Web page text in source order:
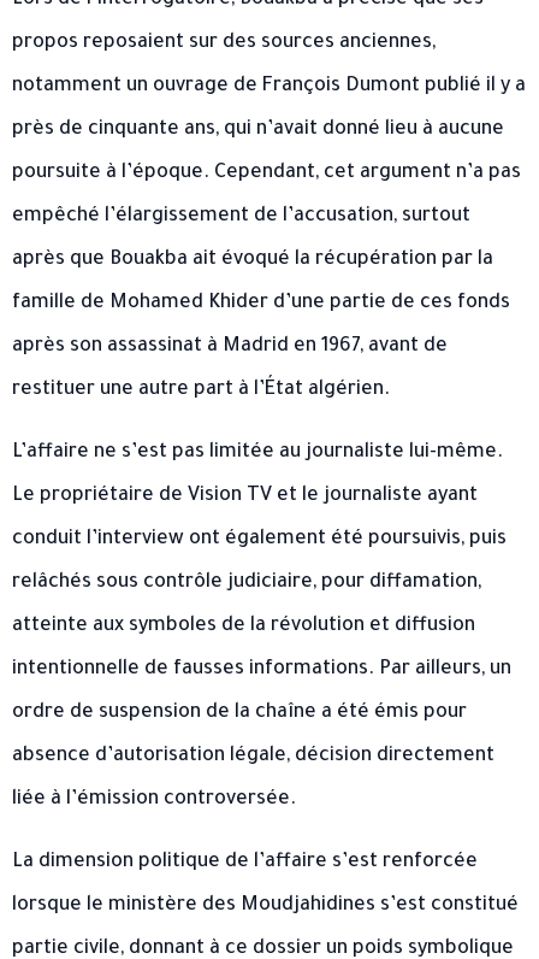
propos reposaient sur des sources anciennes,
notamment un ouvrage de François Dumont publié il y a
près de cinquante ans, qui n’avait donné lieu à aucune
poursuite à l’époque. Cependant, cet argument n’a pas
empêché l’élargissement de l’accusation, surtout
après que Bouakba ait évoqué la récupération par la
famille de Mohamed Khider d’une partie de ces fonds
après son assassinat à Madrid en 1967, avant de
restituer une autre part à l’État algérien.
L’affaire ne s’est pas limitée au journaliste lui-même.
Le propriétaire de Vision TV et le journaliste ayant
conduit l’interview ont également été poursuivis, puis
relâchés sous contrôle judiciaire, pour diffamation,
atteinte aux symboles de la révolution et diffusion
intentionnelle de fausses informations. Par ailleurs, un
ordre de suspension de la chaîne a été émis pour
absence d’autorisation légale, décision directement
liée à l’émission controversée.
La dimension politique de l’affaire s’est renforcée
lorsque le ministère des Moudjahidines s’est constitué
partie civile, donnant à ce dossier un poids symbolique